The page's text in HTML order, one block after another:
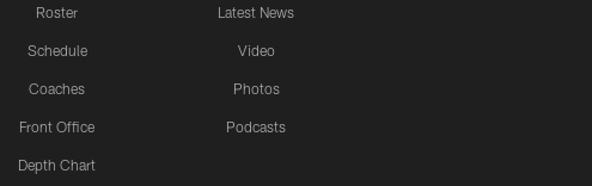
Roster
Schedule
Coaches
Front Office
Depth Chart
Latest News
Video
Photos
Podcasts